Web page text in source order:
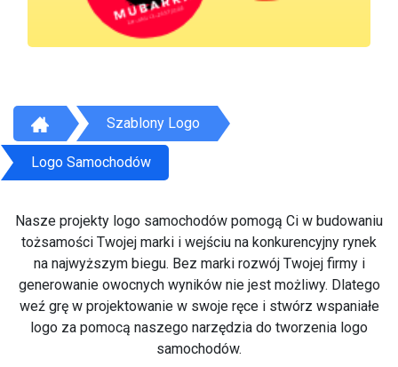
Szablony Logo
Logo Samochodów
Nasze projekty logo samochodów pomogą Ci w budowaniu
tożsamości Twojej marki i wejściu na konkurencyjny rynek
na najwyższym biegu. Bez marki rozwój Twojej firmy i
generowanie owocnych wyników nie jest możliwy. Dlatego
weź grę w projektowanie w swoje ręce i stwórz wspaniałe
logo za pomocą naszego narzędzia do tworzenia logo
samochodów.